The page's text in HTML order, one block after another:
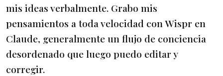
mis ideas verbalmente. Grabo mis
pensamientos a toda velocidad con Wispr en
Claude, generalmente un flujo de conciencia
desordenado que luego puedo editar y
corregir.